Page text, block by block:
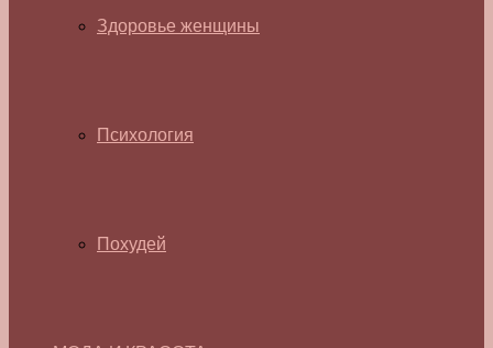
Здоровье женщины
Психология
Похудей